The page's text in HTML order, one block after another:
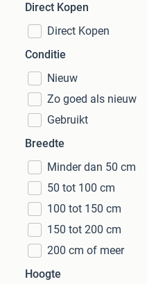
Direct Kopen
Direct Kopen
Conditie
Nieuw
Zo goed als nieuw
Gebruikt
Breedte
Minder dan 50 cm
50 tot 100 cm
100 tot 150 cm
150 tot 200 cm
200 cm of meer
Hoogte